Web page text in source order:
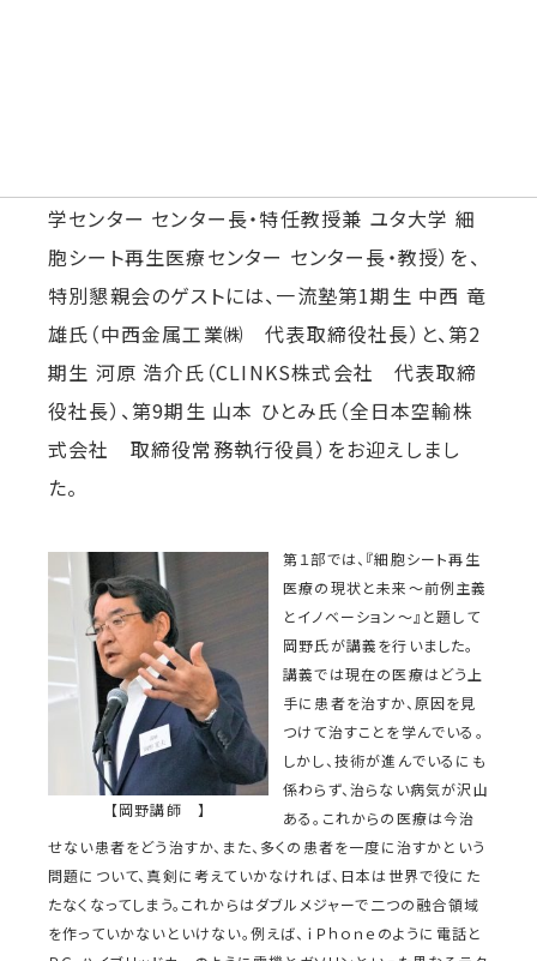
学センター センター長・特任教授兼 ユタ大学 細
胞シート再生医療センター センター長・教授）を、
特別懇親会のゲストには、一流塾第1期生 中西 竜
雄氏（中西金属工業㈱ 代表取締役社長）と、第2
期生 河原 浩介氏（CLINKS株式会社 代表取締
役社長）、第9期生 山本 ひとみ氏（全日本空輸株
式会社 取締役常務執行役員）をお迎えしまし
た。
【岡野講師 】
第１部では、『細胞シート再生
医療の現状と未来～前例主義
とイノベーション～』と題して
岡野氏が講義を行いました。
講義では現在の医療はどう上
手に患者を治すか、原因を見
つけて治すことを学んでいる。
しかし、技術が進んでいるにも
係わらず、治らない病気が沢山
ある。これからの医療は今治
せない患者をどう治すか、また、多くの患者を一度に治すかという
問題について、真剣に考えていかなければ、日本は世界で役にた
たなくなってしまう。これからはダブルメジャーで二つの融合領域
を作っていかないといけない。例えば、ｉＰｈｏｎｅのように電話と